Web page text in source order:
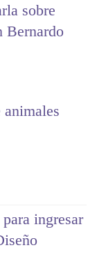
sobre
Bernardo
ingresar